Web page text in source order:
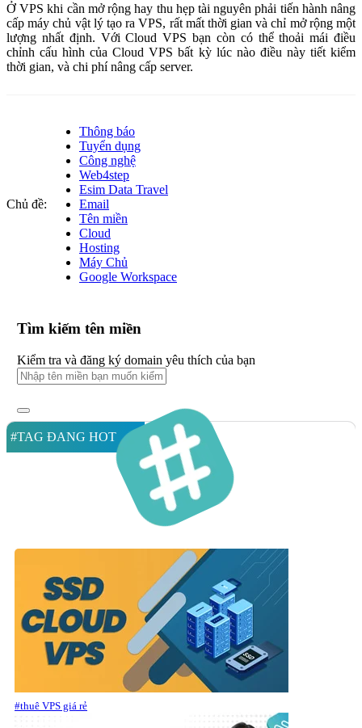
Ở VPS khi cần mở rộng hay thu hẹp tài nguyên phải tiến hành nâng
cấp máy chủ vật lý tạo ra VPS, rất mất thời gian và chỉ mở rộng một
lượng nhất định. Với Cloud VPS bạn còn có thể thoải mái điều
chỉnh cấu hình của Cloud VPS bất kỳ lúc nào điều này tiết kiểm
thời gian, và chi phí nâng cấp server.
Chủ đề:
Thông báo
Tuyển dụng
Công nghệ
Web4step
Esim Data Travel
Email
Tên miền
Cloud
Hosting
Máy Chủ
Google Workspace
Tìm kiếm tên miền
Kiểm tra và đăng ký domain yêu thích của bạn
#TAG ĐANG HOT
#thuê VPS giá rẻ